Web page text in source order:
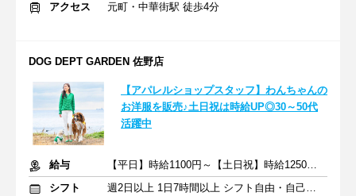
アクセス
元町・中華街駅 徒歩4分
DOG DEPT GARDEN 佐野店
【アパレルショップスタッフ】わんちゃんの
お洋服を販売♪土日祝は時給UP◎30～50代
活躍中
給与
【平日】時給1100円～【土日祝】時給1250円～ ※交通費規定支給
シフト
週2日以上 1日7時間以上 シフト自由・自己申告